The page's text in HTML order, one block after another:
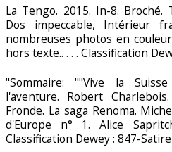
‎La Tengo. 2015. In-8.
Dos impeccable, Intérieur
nombreuses photos en
hors texte.. . . . Classification
‎"Sommaire: ""Vive la
l'aventure. Robert
Fronde. La saga Renoma.
d'Europe n° 1. Alice
Classification Dewey : 847-